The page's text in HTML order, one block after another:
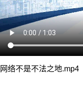
网络不是不法之地.mp4